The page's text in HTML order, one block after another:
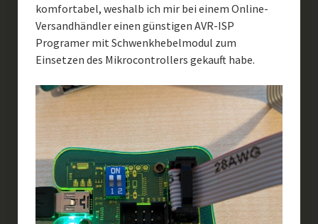
komfortabel, weshalb ich mir bei einem Online-
Versandhändler einen günstigen AVR-ISP
Programer mit Schwenkhebelmodul zum
Einsetzen des Mikrocontrollers gekauft habe.